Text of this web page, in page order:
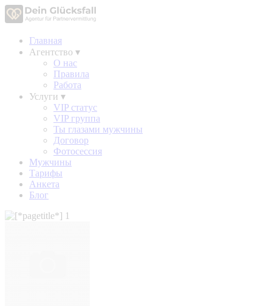
Главная
Агентство ▾
О нас
Правила
Работа
Услуги ▾
VIP статус
VIP группа
Ты глазами мужчины
Договор
Фотосессия
Мужчины
Тарифы
Анкета
Блог